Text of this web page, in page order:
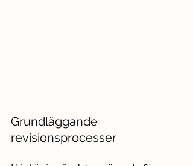
Grundläggande
revisionsprocesser